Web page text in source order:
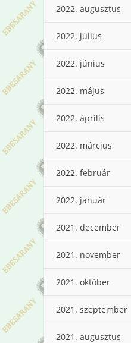
2022. augusztus
2022. július
2022. június
2022. május
2022. április
2022. március
2022. február
2022. január
2021. december
2021. november
2021. október
2021. szeptember
2021. augusztus